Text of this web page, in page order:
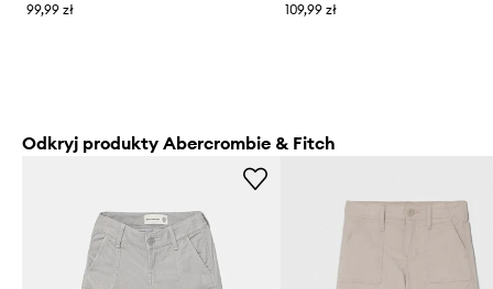
99,99 zł
109,99 zł
Odkryj produkty Abercrombie & Fitch